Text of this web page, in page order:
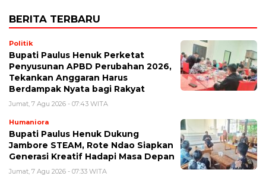
BERITA TERBARU
Politik
Bupati Paulus Henuk Perketat
Penyusunan APBD Perubahan 2026,
Tekankan Anggaran Harus
Berdampak Nyata bagi Rakyat
Jumat, 7 Agu 2026 - 07:43 WITA
Humaniora
Bupati Paulus Henuk Dukung
Jambore STEAM, Rote Ndao Siapkan
Generasi Kreatif Hadapi Masa Depan
Jumat, 7 Agu 2026 - 07:33 WITA